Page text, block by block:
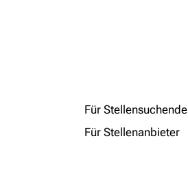
Für Stellensuchende
Für Stellenanbieter